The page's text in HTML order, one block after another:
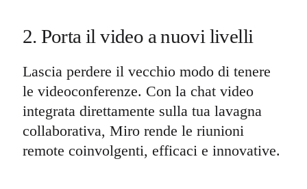
2. Porta il video a nuovi livelli
Lascia perdere il vecchio modo di tenere
le videoconferenze. Con la chat video
integrata direttamente sulla tua lavagna
collaborativa, Miro rende le riunioni
remote coinvolgenti, efficaci e innovative.